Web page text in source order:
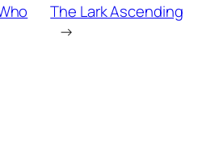
The Lark Ascending
→